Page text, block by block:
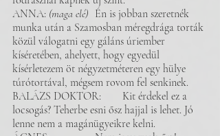
ANNA:
Én is jobban szeretnék
munka után a Szamosban méregdrága torták
közül válogatni egy gáláns úriember
kíséretében, ahelyett, hogy egyedül
kísérletezem öt négyzetméteren egy hülye
túrótortával, mégsem rovom fel senkinek.
BALÁZS DOKTOR: 	Kit érdekel ez a
locsogás? Teherbe esni ősz hajjal is lehet. Jó
lenne nem a magánügyeikre kelni.